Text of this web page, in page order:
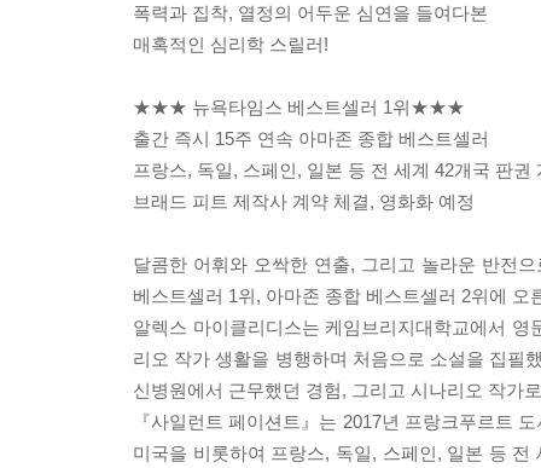
폭력과 집착, 열정의 어두운 심연을 들여다본
매혹적인 심리학 스릴러!
★★★ 뉴욕타임스 베스트셀러 1위★★★
출간 즉시 15주 연속 아마존 종합 베스트셀러
프랑스, 독일, 스페인, 일본 등 전 세계 42개국 판권
브래드 피트 제작사 계약 체결, 영화화 예정
달콤한 어휘와 오싹한 연출, 그리고 놀라운 반전
베스트셀러 1위, 아마존 종합 베스트셀러 2위에
알렉스 마이클리디스는 케임브리지대학교에서
리오 작가 생활을 병행하며 처음으로 소설을 집필
신병원에서 근무했던 경험, 그리고 시나리오 작가
『사일런트 페이션트』는 2017년 프랑크푸르트
미국을 비롯하여 프랑스, 독일, 스페인, 일본 등